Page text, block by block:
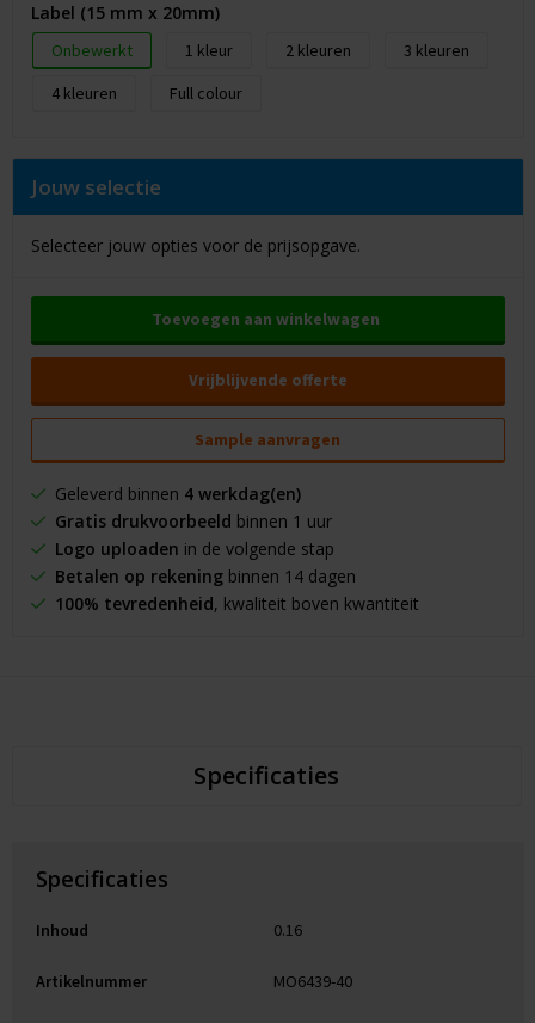
Label (15 mm x 20mm)
Onbewerkt 1 2
3
4
Full colour
Jouw selectie
Selecteer jouw opties voor de prijsopgave.
Toevoegen aan winkelwagen
Vrijblijvende offerte
Sample aanvragen
Geleverd binnen 4 werkdag(en)
Gratis drukvoorbeeld binnen 1 uur
Logo uploaden in de volgende stap
Betalen op rekeningbinnen 14 dagen
100% tevredenheid, kwaliteit boven kwantiteit
Specificaties
Specificaties
Inhoud 0.16
Artikelnummer MO6439-40